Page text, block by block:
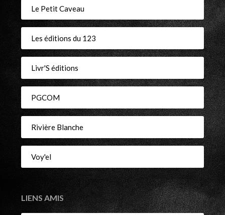
Le Petit Caveau
Les éditions du 123
Livr'S éditions
PGCOM
Rivière Blanche
Voy'el
LIENS AMIS